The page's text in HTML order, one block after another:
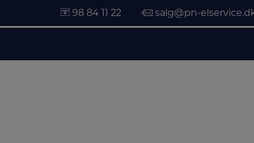
98 84 11 22 salg@pn-